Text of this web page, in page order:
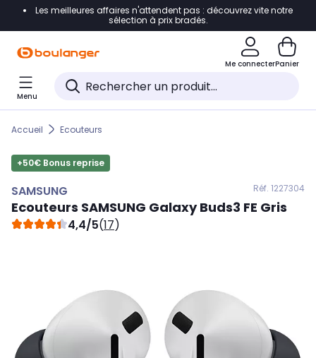
Accéder directement à la navigation
Accéder directement au pied de page
Accéder directement au chatbot
Les meilleures affaires n'attendent pas : découvrez vite notre
sélection à prix bradés.
Me connecterPanier
Menu
Accueil Ecouteurs
+50€ Bonus reprise
SAMSUNG Réf. 1227304
Ecouteurs SAMSUNG Galaxy Buds3 FE Gris
4,4/5(17)